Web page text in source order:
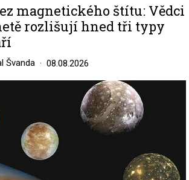
magnetického štítu: Vědci
rozlišují hned tři typy
Švanda 08.08.2026